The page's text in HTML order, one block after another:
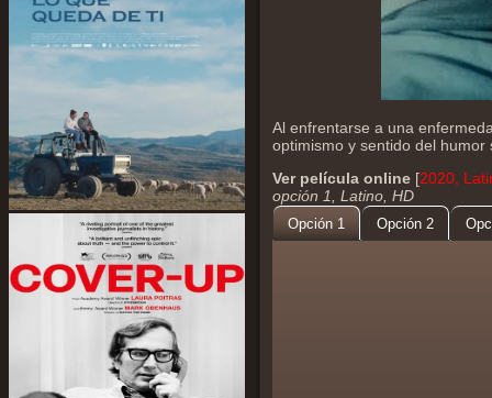
Al enfrentarse a una
optimismo y sentido del
Ver película online [2020,
opción 1, Latino, HD
Opción 1 Opción 2